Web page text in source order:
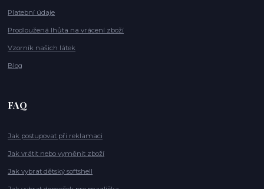
Platební údaje
Prodloužená lhůta na vrácení zboží
Vzorník našich látek
Blog
FAQ
Jak postupovat při reklamaci
Jak vrátit nebo vyměnit zboží
Jak vybrat dětský softshell